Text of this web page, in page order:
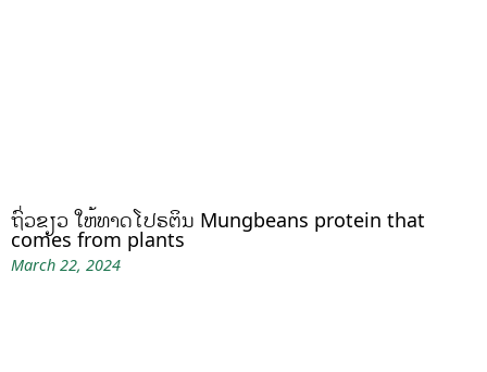
ຖົ່ວຂຽວ ໃຫ້ທາດໂປຣຕິນ Mungbeans protein that
comes from plants
March 22, 2024